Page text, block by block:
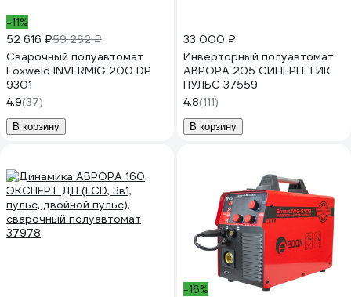
-11%
52 616 ₽59 262 ₽
Сварочный полуавтомат
Foxweld INVERMIG 200 DP
9301
4.9(37)
В корзину
33 000 ₽
Инверторный полуавтомат
АВРОРА 205 СИНЕРГЕТИК
ПУЛЬС 37559
4.8(111)
В корзину
-16%